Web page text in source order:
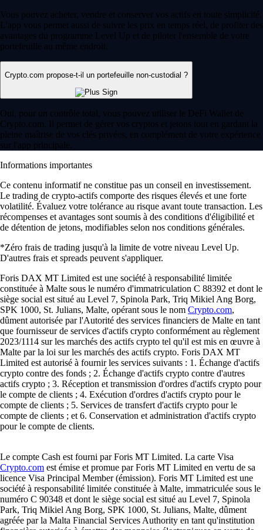
Vous pouvez acheter, vendre et conserver vos actifs en toute simplicité.
L'app vous permet aussi de suivre les prix en temps réel, de profiter des
avantages du programme Level Up et de piloter l'ensemble de votre
portefeuille au même endroit.
Crypto.com propose-t-il un portefeuille non-custodial ?
Oui, pour un contrôle total, vous pouvez utiliser le DeFi Wallet de
Crypto.com. Il permet de gérer vos cryptos et jetons tout en gardant la
pleine maîtrise de vos clés privées, en complément de votre expérience
sur l'app principale.
Informations importantes
Ce contenu informatif ne constitue pas un conseil en investissement.
Le trading de crypto-actifs comporte des risques élevés et une forte
volatilité. Évaluez votre tolérance au risque avant toute transaction. Les
récompenses et avantages sont soumis à des conditions d'éligibilité et
de détention de jetons, modifiables selon nos conditions générales.
*Zéro frais de trading jusqu'à la limite de votre niveau Level Up.
D'autres frais et spreads peuvent s'appliquer.
Foris DAX MT Limited est une société à responsabilité limitée
constituée à Malte sous le numéro d'immatriculation C 88392 et dont le
siège social est situé au Level 7, Spinola Park, Triq Mikiel Ang Borg,
SPK 1000, St. Julians, Malte, opérant sous le nom Crypto.com,
dûment autorisée par l'Autorité des services financiers de Malte en tant
que fournisseur de services d'actifs crypto conformément au règlement
2023/1114 sur les marchés des actifs crypto tel qu'il est mis en œuvre à
Malte par la loi sur les marchés des actifs crypto. Foris DAX MT
Limited est autorisé à fournir les services suivants : 1. Échange d'actifs
crypto contre des fonds ; 2. Échange d'actifs crypto contre d'autres
actifs crypto ; 3. Réception et transmission d'ordres d'actifs crypto pour
le compte de clients ; 4. Exécution d'ordres d'actifs crypto pour le
compte de clients ; 5. Services de transfert d'actifs crypto pour le
compte de clients ; et 6. Conservation et administration d'actifs crypto
pour le compte de clients.
Le compte Cash est fourni par Foris MT Limited. La carte Visa
Crypto.com est émise et promue par Foris MT Limited en vertu de sa
licence Visa Principal Member (émission). Foris MT Limited est une
société à responsabilité limitée constituée à Malte, immatriculée sous le
numéro C 90348 et dont le siège social est situé au Level 7, Spinola
Park, Triq Mikiel Ang Borg, SPK 1000, St. Julians, Malte, dûment
agréée par la Malta Financial Services Authority en tant qu'institution